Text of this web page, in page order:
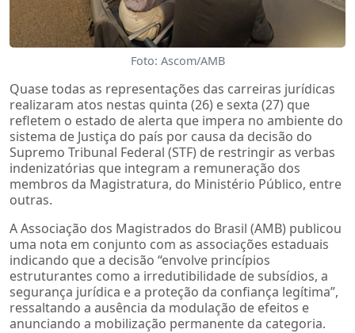
Foto: Ascom/AMB
Quase todas as representações das carreiras jurídicas
realizaram atos nestas quinta (26) e sexta (27) que
refletem o estado de alerta que impera no ambiente do
sistema de Justiça do país por causa da decisão do
Supremo Tribunal Federal (STF) de restringir as verbas
indenizatórias que integram a remuneração dos
membros da Magistratura, do Ministério Público, entre
outras.
A Associação dos Magistrados do Brasil (AMB) publicou
uma nota em conjunto com as associações estaduais
indicando que a decisão “envolve princípios
estruturantes como a irredutibilidade de subsídios, a
segurança jurídica e a proteção da confiança legítima”,
ressaltando a ausência da modulação de efeitos e
anunciando a mobilização permanente da categoria.